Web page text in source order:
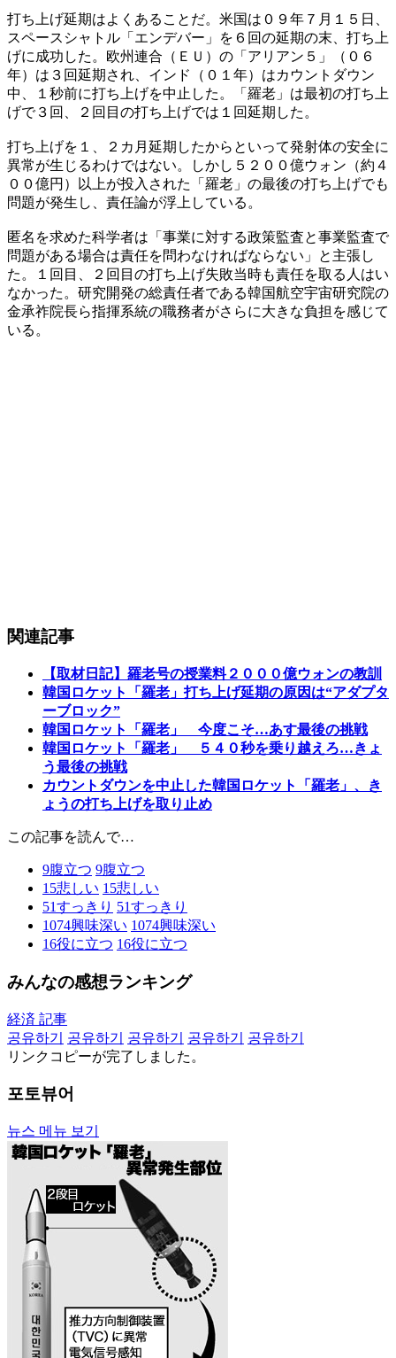
打ち上げ延期はよくあることだ。米国は０９年７月１５日、
スペースシャトル「エンデバー」を６回の延期の末、打ち上
げに成功した。欧州連合（ＥＵ）の「アリアン５」（０６
年）は３回延期され、インド（０１年）はカウントダウン
中、１秒前に打ち上げを中止した。「羅老」は最初の打ち上
げで３回、２回目の打ち上げでは１回延期した。
打ち上げを１、２カ月延期したからといって発射体の安全に
異常が生じるわけではない。しかし５２００億ウォン（約４
００億円）以上が投入された「羅老」の最後の打ち上げでも
問題が発生し、責任論が浮上している。
匿名を求めた科学者は「事業に対する政策監査と事業監査で
問題がある場合は責任を問わなければならない」と主張し
た。１回目、２回目の打ち上げ失敗当時も責任を取る人はい
なかった。研究開発の総責任者である韓国航空宇宙研究院の
金承祚院長ら指揮系統の職務者がさらに大きな負担を感じて
いる。
関連記事
【取材日記】羅老号の授業料２０００億ウォンの教訓
韓国ロケット「羅老」打ち上げ延期の原因は“アダプタ
ーブロック”
韓国ロケット「羅老」 今度こそ…あす最後の挑戦
韓国ロケット「羅老」 ５４０秒を乗り越えろ…きょ
う最後の挑戦
カウントダウンを中止した韓国ロケット「羅老」、き
ょうの打ち上げを取り止め
この記事を読んで…
9腹立つ 9腹立つ
15悲しい 15悲しい
51すっきり 51すっきり
1074興味深い 1074興味深い
16役に立つ 16役に立つ
みんなの感想ランキング
経済 記事
공유하기
공유하기 공유하기 공유하기
공유하기
リンクコピーが完了しました。
포토뷰어
뉴스 메뉴 보기